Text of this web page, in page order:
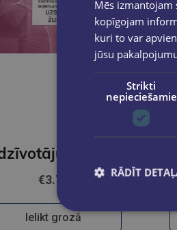
€3.70
Ielikt grozā
Mēs izmantojam
kopīgojam
kuri to var
jūsu
Strikti
nepieciešamie
RĀDĪT